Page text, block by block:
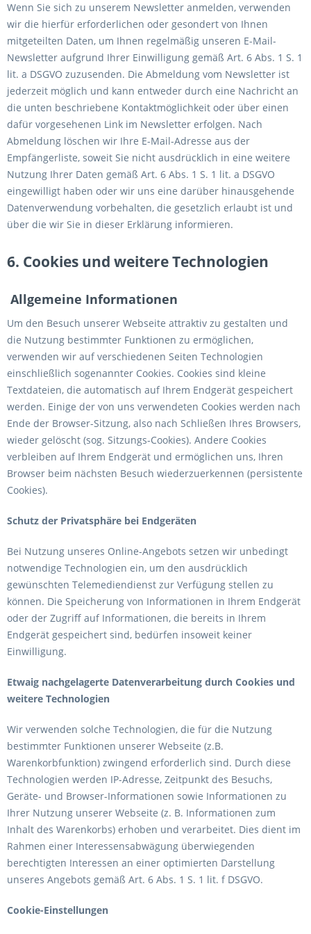
Wenn Sie sich zu unserem Newsletter anmelden, verwenden
wir die hierfür erforderlichen oder gesondert von Ihnen
mitgeteilten Daten, um Ihnen regelmäßig unseren E-Mail-
Newsletter aufgrund Ihrer Einwilligung gemäß Art. 6 Abs. 1 S. 1
lit. a DSGVO zuzusenden. Die Abmeldung vom Newsletter ist
jederzeit möglich und kann entweder durch eine Nachricht an
die unten beschriebene Kontaktmöglichkeit oder über einen
dafür vorgesehenen Link im Newsletter erfolgen. Nach
Abmeldung löschen wir Ihre E-Mail-Adresse aus der
Empfängerliste, soweit Sie nicht ausdrücklich in eine weitere
Nutzung Ihrer Daten gemäß Art. 6 Abs. 1 S. 1 lit. a DSGVO
eingewilligt haben oder wir uns eine darüber hinausgehende
Datenverwendung vorbehalten, die gesetzlich erlaubt ist und
über die wir Sie in dieser Erklärung informieren.
6. Cookies und weitere Technologien
Allgemeine Informationen
Um den Besuch unserer Webseite attraktiv zu gestalten und
die Nutzung bestimmter Funktionen zu ermöglichen,
verwenden wir auf verschiedenen Seiten Technologien
einschließlich sogenannter Cookies. Cookies sind kleine
Textdateien, die automatisch auf Ihrem Endgerät gespeichert
werden. Einige der von uns verwendeten Cookies werden nach
Ende der Browser-Sitzung, also nach Schließen Ihres Browsers,
wieder gelöscht (sog. Sitzungs-Cookies). Andere Cookies
verbleiben auf Ihrem Endgerät und ermöglichen uns, Ihren
Browser beim nächsten Besuch wiederzuerkennen (persistente
Cookies).
Schutz der Privatsphäre bei Endgeräten
Bei Nutzung unseres Online-Angebots setzen wir unbedingt
notwendige Technologien ein, um den ausdrücklich
gewünschten Telemediendienst zur Verfügung stellen zu
können. Die Speicherung von Informationen in Ihrem Endgerät
oder der Zugriff auf Informationen, die bereits in Ihrem
Endgerät gespeichert sind, bedürfen insoweit keiner
Einwilligung.
Etwaig nachgelagerte Datenverarbeitung durch Cookies und
weitere Technologien
Wir verwenden solche Technologien, die für die Nutzung
bestimmter Funktionen unserer Webseite (z.B.
Warenkorbfunktion) zwingend erforderlich sind. Durch diese
Technologien werden IP-Adresse, Zeitpunkt des Besuchs,
Geräte- und Browser-Informationen sowie Informationen zu
Ihrer Nutzung unserer Webseite (z. B. Informationen zum
Inhalt des Warenkorbs) erhoben und verarbeitet. Dies dient im
Rahmen einer Interessensabwägung überwiegenden
berechtigten Interessen an einer optimierten Darstellung
unseres Angebots gemäß Art. 6 Abs. 1 S. 1 lit. f DSGVO.
Cookie-Einstellungen